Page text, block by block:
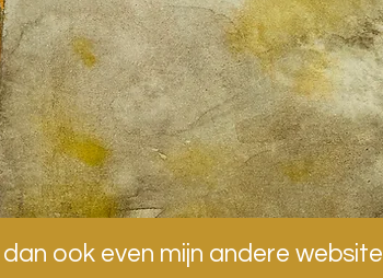
ook even mijn andere website